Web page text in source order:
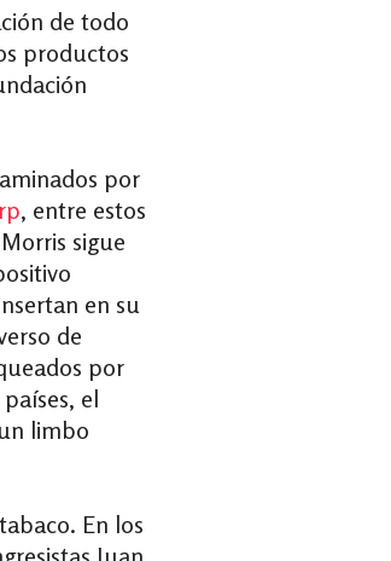
de todo
productos
por
, entre estos
sigue
en su
de
por
el
limbo
En los